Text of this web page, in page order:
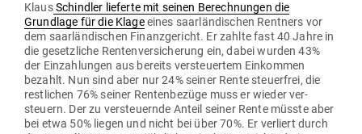
KlausSchindler lie­ferte mit seinen Berech­nungen die
Grundlage für die Klageeines saar­län­di­schen Rentners vor
dem saar­län­di­schen Finanz­ge­richt. Er zahlte fast 40 Jahre in
die gesetz­liche Ren­ten­ver­si­cherung ein, dabei wurden 43%
der Ein­zah­lungen aus bereits ver­steu­ertem Ein­kommen
bezahlt. Nun sind aber nur 24% seiner Rente steu­erfrei, die
rest­lichen 76% seiner Ren­ten­bezüge muss er wieder ver­
steuern. Der zu ver­steu­ernde Anteil seiner Rente müsste aber
bei etwa 50% liegen und nicht bei über 70%. Er ver­liert durch